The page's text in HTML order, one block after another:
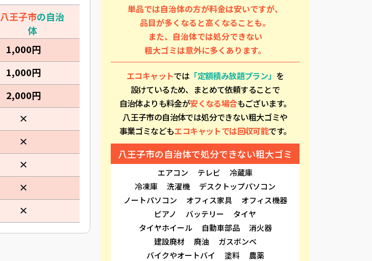
八王子市の自治
体
1,000円
1,000円
2,000円
×
×
×
×
×
単品では自治体の方が料金は安いですが、
品目が多くなると高くなることも。
また、自治体では処分できない
粗大ゴミは意外に多くあります。
エコキャットでは 「定額積み放題プラン」 を
設けているため、まとめて依頼することで
自治体よりも料金が安くなる場合もございます。
八王子市の自治体では処分できない粗大ゴミや
事業ゴミなどもエコキャットでは回収可能です。
八王子市の自治体で処分できない粗大ゴミ
エアコン テレビ
冷蔵庫
冷凍庫
洗濯機
デスクトップパソコン
ノートパソコン
オフィス家具
オフィス機器
ピアノ
バッテリー
タイヤ
タイヤホイール
自動車部品
消火器
建設廃材
廃油
ガスボンベ
バイクやオートバイ
塗料
農薬